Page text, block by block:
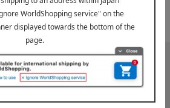
』ご確認のお願い
ールマガジン